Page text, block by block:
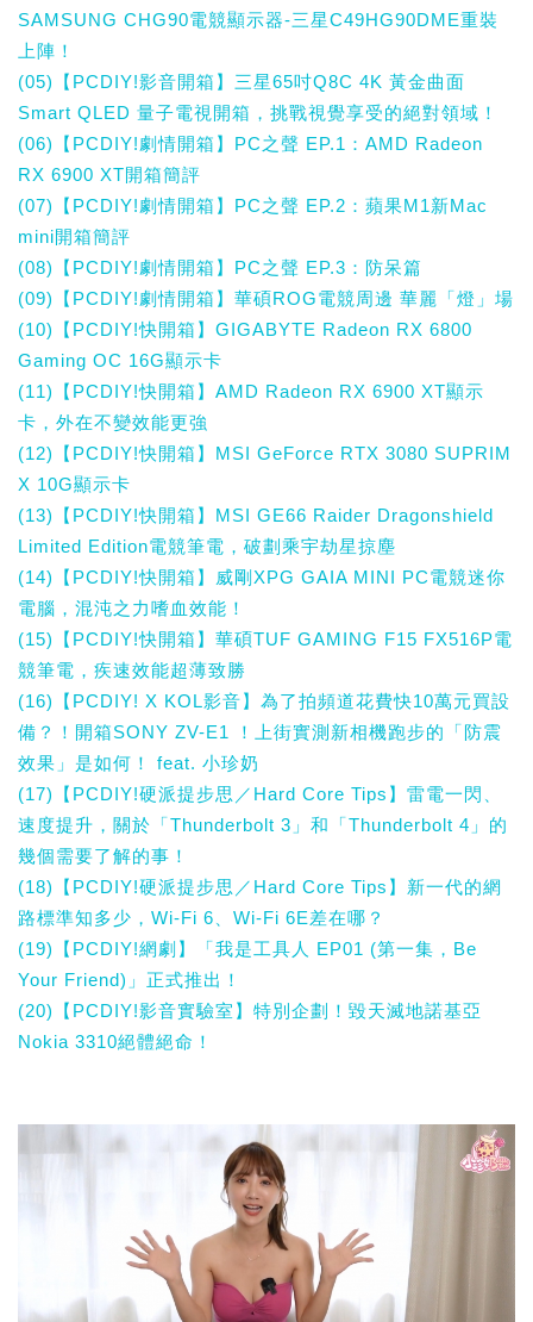
SAMSUNG CHG90電競顯示器-三星C49HG90DME重裝
上陣！
(05)【PCDIY!影音開箱】三星65吋Q8C 4K 黃金曲面
Smart QLED 量子電視開箱，挑戰視覺享受的絕對領域！
(06)【PCDIY!劇情開箱】PC之聲 EP.1：AMD Radeon
RX 6900 XT開箱簡評
(07)【PCDIY!劇情開箱】PC之聲 EP.2：蘋果M1新Mac
mini開箱簡評
(08)【PCDIY!劇情開箱】PC之聲 EP.3：防呆篇
(09)【PCDIY!劇情開箱】華碩ROG電競周邊 華麗「燈」場
(10)【PCDIY!快開箱】GIGABYTE Radeon RX 6800
Gaming OC 16G顯示卡
(11)【PCDIY!快開箱】AMD Radeon RX 6900 XT顯示
卡，外在不變效能更強
(12)【PCDIY!快開箱】MSI GeForce RTX 3080 SUPRIM
X 10G顯示卡
(13)【PCDIY!快開箱】MSI GE66 Raider Dragonshield
Limited Edition電競筆電，破劃乘宇劫星掠塵
(14)【PCDIY!快開箱】威剛XPG GAIA MINI PC電競迷你
電腦，混沌之力嗜血效能！
(15)【PCDIY!快開箱】華碩TUF GAMING F15 FX516P電
競筆電，疾速效能超薄致勝
(16)【PCDIY! X KOL影音】為了拍頻道花費快10萬元買設
備？！開箱SONY ZV-E1 ！上街實測新相機跑步的「防震
效果」是如何！ feat. 小珍奶
(17)【PCDIY!硬派提步思／Hard Core Tips】雷電一閃、
速度提升，關於「Thunderbolt 3」和「Thunderbolt 4」的
幾個需要了解的事！
(18)【PCDIY!硬派提步思／Hard Core Tips】新一代的網
路標準知多少，Wi-Fi 6、Wi-Fi 6E差在哪？
(19)【PCDIY!網劇】「我是工具人 EP01 (第一集，Be
Your Friend)」正式推出！
(20)【PCDIY!影音實驗室】特別企劃！毀天滅地諾基亞
Nokia 3310絕體絕命！